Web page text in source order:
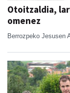
Otoitzaldia,
omenez
Berrozpeko Jesusen